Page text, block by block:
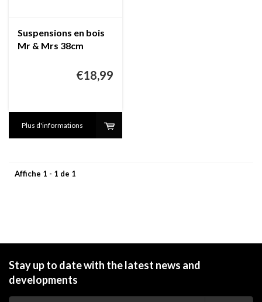
Suspensions en bois
Mr & Mrs 38cm
€18,99
Plus d'informations
Affiche 1 - 1 de 1
Stay up to date with the latest news and
developments